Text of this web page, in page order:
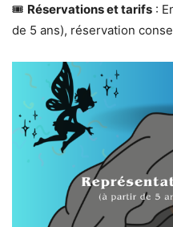
🎟️ Réservations et tarifs :
de 5 ans), réservation